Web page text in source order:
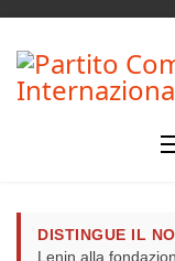
DISTINGUE IL
Lenin alla